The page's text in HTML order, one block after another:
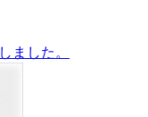
ました。